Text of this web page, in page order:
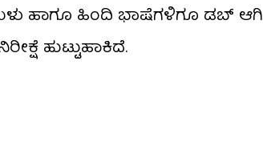
ಹಾಗೂ ಹಿಂದಿ ಭಾಷೆಗಳಿಗೂ ಡಬ್ ಆಗಿ
ಹುಟ್ಟುಹಾಕಿದೆ.